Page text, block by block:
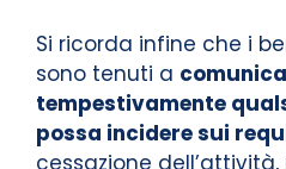
Si ricorda infine che i
sono tenuti a
tempestivamente
possa incidere sui
cessazione dell’attività,